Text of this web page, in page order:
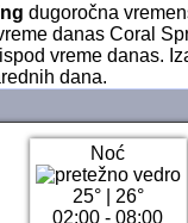
dugoročna
danas Coral
vreme danas.
dana.
Noć
25°| 26°
02:00 - 08:00